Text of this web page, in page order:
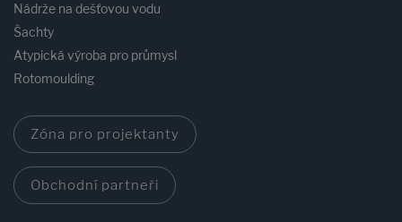
Nádrže na dešťovou vodu
Šachty
Atypická výroba pro průmysl
Rotomoulding
Zóna pro projektanty
Obchodní partneři